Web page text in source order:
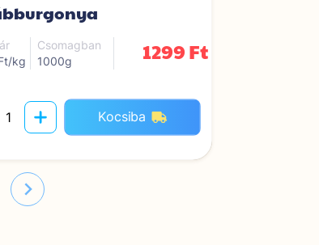
kg
Csomagban
1000g
1299 Ft
Kocsiba